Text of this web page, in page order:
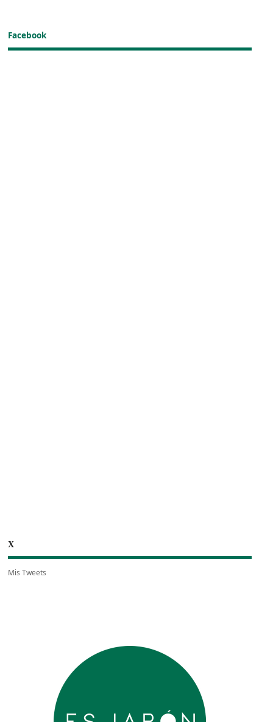
Facebook
X
Mis Tweets